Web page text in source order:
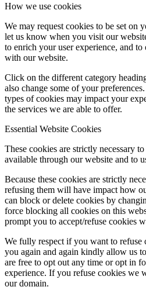
How we use cookies
We may request cookies to be set on
let us know when you visit our
to enrich your user experience, and
with our website.
Click on the different category
also change some of your
types of cookies may impact your
the services we are able to offer.
Essential Website Cookies
These cookies are strictly necessary
available through our website and to
Because these cookies are strictly
refusing them will have impact how
can block or delete cookies by
force blocking all cookies on this
prompt you to accept/refuse cookies
We fully respect if you want to refuse
you again and again kindly allow us
are free to opt out any time or opt in
experience. If you refuse cookies we
our domain.